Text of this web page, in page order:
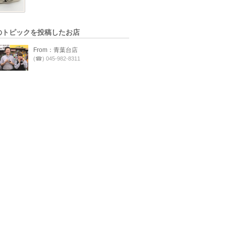
トピックを投稿したお店
From：青葉台店
(☎) 045-982-8311